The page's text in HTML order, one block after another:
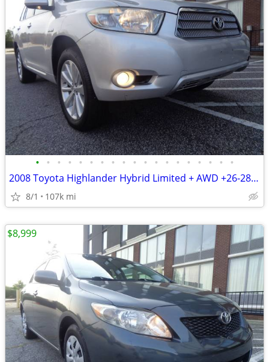
• • • • • • • • • • • • • • • • • • •
2008 Toyota Highlander Hybrid Limited + AWD +26-28MPG + 107,000 Miles
8/1 107k mi
$8,999